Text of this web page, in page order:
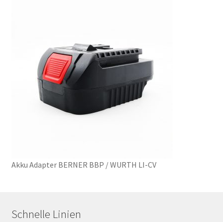
Akku Adapter BERNER BBP / WURTH LI-CV
Schnelle Linien